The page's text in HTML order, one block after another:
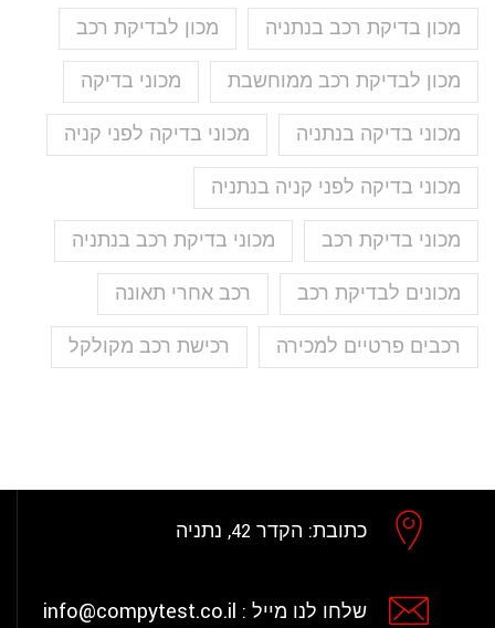
מכון בדיקת רכב בנתניה מכון לבדיקת רכב
מכון לבדיקת רכב ממוחשבת מכוני בדיקה
מכוני בדיקה בנתניה מכוני בדיקה לפני קניה
מכוני בדיקה לפני קניה בנתניה
מכוני בדיקת רכב מכוני בדיקת רכב בנתניה
מכונים לבדיקת רכב רכב אחרי תאונה
רכבים פרטיים למכירה רכישת רכב מקולקל
כתובת: הקדר 42, נתניה
שלחו לנו מייל : info@compytest.co.il